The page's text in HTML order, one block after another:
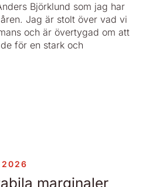
Björklund som jag har
Jag är stolt över vad vi
och är övertygad om att
för en stark och
2026
marginaler